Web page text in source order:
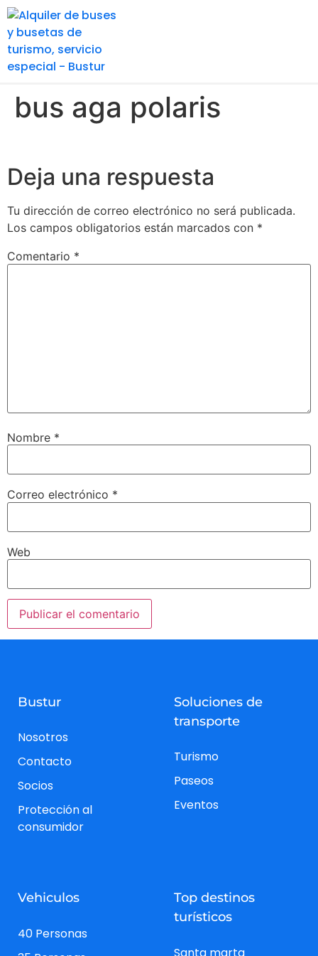
bus aga polaris
Deja una respuesta
Tu dirección de correo electrónico no será publicada.
Los campos obligatorios están marcados con *
Comentario *
Nombre *
Correo electrónico *
Web
Bustur
Nosotros
Contacto
Socios
Protección al
consumidor
Soluciones de
transporte
Turismo
Paseos
Eventos
Vehiculos
40 Personas
Top destinos
turísticos
Santa marta